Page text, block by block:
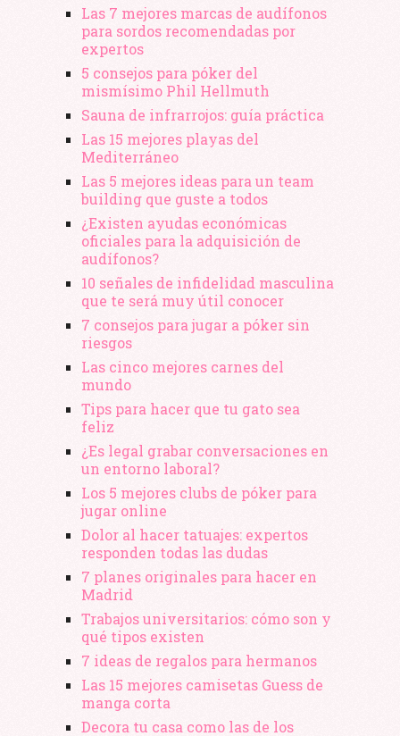
Las 7 mejores marcas de audífonos
para sordos recomendadas por
expertos
5 consejos para póker del
mismísimo Phil Hellmuth
Sauna de infrarrojos: guía práctica
Las 15 mejores playas del
Mediterráneo
Las 5 mejores ideas para un team
building que guste a todos
¿Existen ayudas económicas
oficiales para la adquisición de
audífonos?
10 señales de infidelidad masculina
que te será muy útil conocer
7 consejos para jugar a póker sin
riesgos
Las cinco mejores carnes del
mundo
Tips para hacer que tu gato sea
feliz
¿Es legal grabar conversaciones en
un entorno laboral?
Los 5 mejores clubs de póker para
jugar online
Dolor al hacer tatuajes: expertos
responden todas las dudas
7 planes originales para hacer en
Madrid
Trabajos universitarios: cómo son y
qué tipos existen
7 ideas de regalos para hermanos
Las 15 mejores camisetas Guess de
manga corta
Decora tu casa como las de los